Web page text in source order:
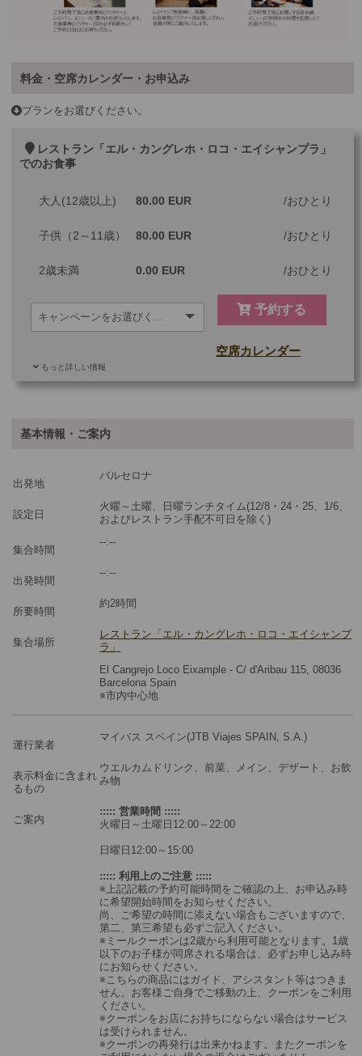
料金・空席カレンダー・お申込み
プランをお選びください。
レストラン「エル・カングレホ・ロコ・エイシャンプラ」
でのお食事
大人(12歳以上) 80.00 EUR おひとり
子供（2～11歳） 80.00 EUR おひとり
2歳未満 0.00 EUR おひとり
予約する
もっと詳しい情報
空席カレンダー
ツアーコード
基本情報・ご案内
出発地
バルセロナ
設定日
火曜～土曜、日曜ランチタイム(12/8・24・25、1/6、
およびレストラン手配不可日を除く)
集合時間
--:--
出発時間
--:--
所要時間
約2時間
集合場所
レストラン「エル・カングレホ・ロコ・エイシャンプ
ラ」
El Cangrejo Loco Eixample - C/ d'Aribau 115, 08036
Barcelona Spain
※市内中心地
運行業者
マイバス スペイン(JTB Viajes SPAIN, S.A.)
表示料金に含まれ
るもの
ウエルカムドリンク、前菜、メイン、デザート、お飲
み物
ご案内
::::: 営業時間 :::::
火曜日～土曜日12:00～22:00
日曜日12:00～15:00
::::: 利用上のご注意 :::::
※上記記載の予約可能時間をご確認の上、お申込み時
に希望開始時間をお知らせください。
尚、ご希望の時間に添えない場合もございますので、
第二、第三希望も必ずご記入ください。
※ミールクーポンは2歳から利用可能となります。1歳
以下のお子様が同席される場合は、必ずお申し込み時
にお知らせください。
※こちらの商品にはガイド、アシスタント等はつきま
せん。お客様ご自身でご移動の上、クーポンをご利用
ください。
※クーポンをお店にお持ちにならない場合はサービス
は受けられません。
※クーポンの再発行は出来かねます。またクーポンを